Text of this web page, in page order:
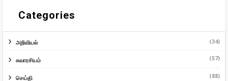
Categories
அறிவியல் (34)
சுவாரசியம் (57)
செய்தி (88)